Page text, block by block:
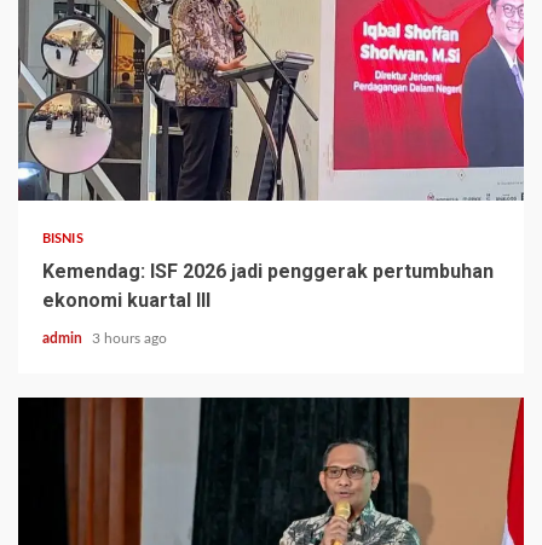
BISNIS
Kemendag: ISF 2026 jadi penggerak pertumbuhan
ekonomi kuartal III
admin 3 hours ago